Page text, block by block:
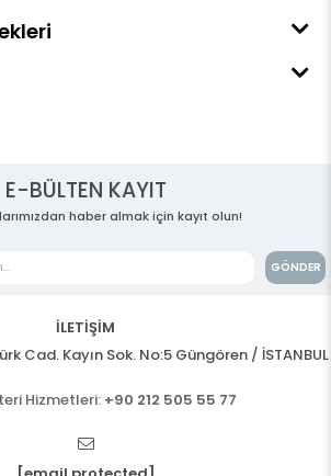
E-BÜLTEN KAYIT
haber almak için kayıt olun!
GÖNDER
İLETİŞİM
Cad. Kayın Sok. No:5 Güngören / İSTANBUL
Hizmetleri: +90 212 505 55 77